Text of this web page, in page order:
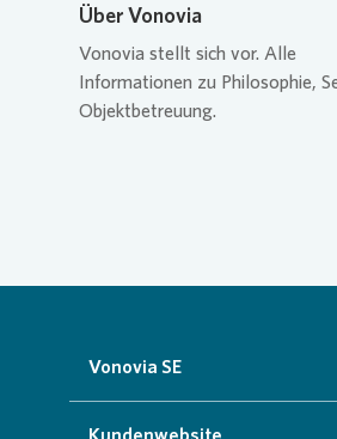
Über Vonovia
Vonovia stellt sich vor. Alle
Informationen zu Philosophie,
Objektbetreuung.
Vonovia SE
Über uns